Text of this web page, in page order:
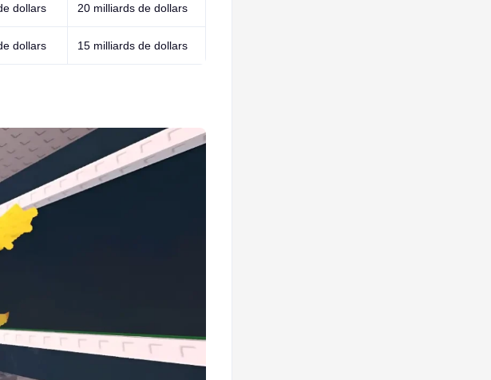
dollars 20 milliards de dollars
dollars 15 milliards de dollars